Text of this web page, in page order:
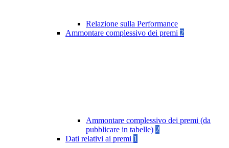
Relazione sulla Performance
Ammontare complessivo dei premi 2
Ammontare complessivo dei premi (da
pubblicare in tabelle) 2
Dati relativi ai premi 1